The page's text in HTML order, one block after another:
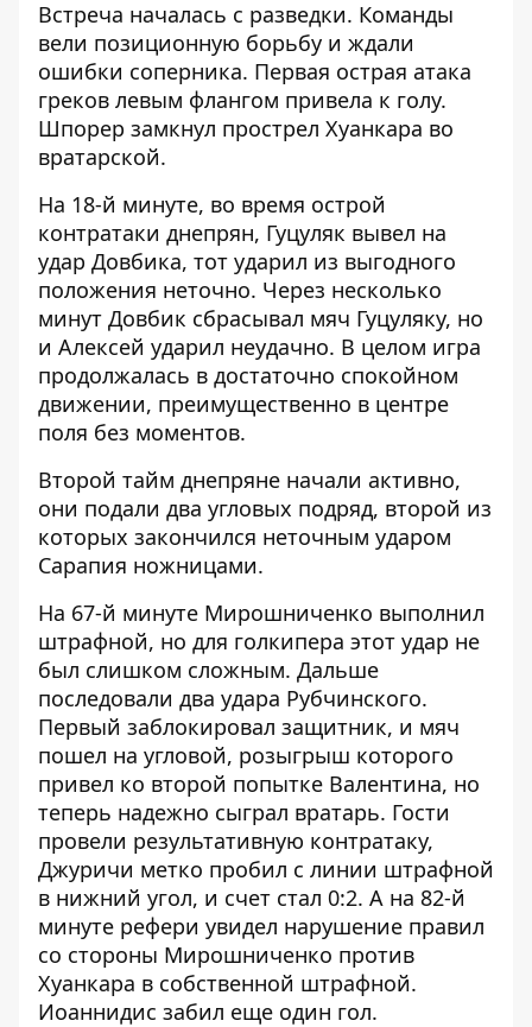
Встреча началась с разведки. Команды
вели позиционную борьбу и ждали
ошибки соперника. Первая острая атака
греков левым флангом привела к голу.
Шпорер замкнул прострел Хуанкара во
вратарской.
На 18-й минуте, во время острой
контратаки днепрян, Гуцуляк вывел на
удар Довбика, тот ударил из выгодного
положения неточно. Через несколько
минут Довбик сбрасывал мяч Гуцуляку, но
и Алексей ударил неудачно. В целом игра
продолжалась в достаточно спокойном
движении, преимущественно в центре
поля без моментов.
Второй тайм днепряне начали активно,
они подали два угловых подряд, второй из
которых закончился неточным ударом
Сарапия ножницами.
На 67-й минуте Мирошниченко выполнил
штрафной, но для голкипера этот удар не
был слишком сложным. Дальше
последовали два удара Рубчинского.
Первый заблокировал защитник, и мяч
пошел на угловой, розыгрыш которого
привел ко второй попытке Валентина, но
теперь надежно сыграл вратарь. Гости
провели результативную контратаку,
Джуричи метко пробил с линии штрафной
в нижний угол, и счет стал 0:2. А на 82-й
минуте рефери увидел нарушение правил
со стороны Мирошниченко против
Хуанкара в собственной штрафной.
Иоаннидис забил еще один гол.